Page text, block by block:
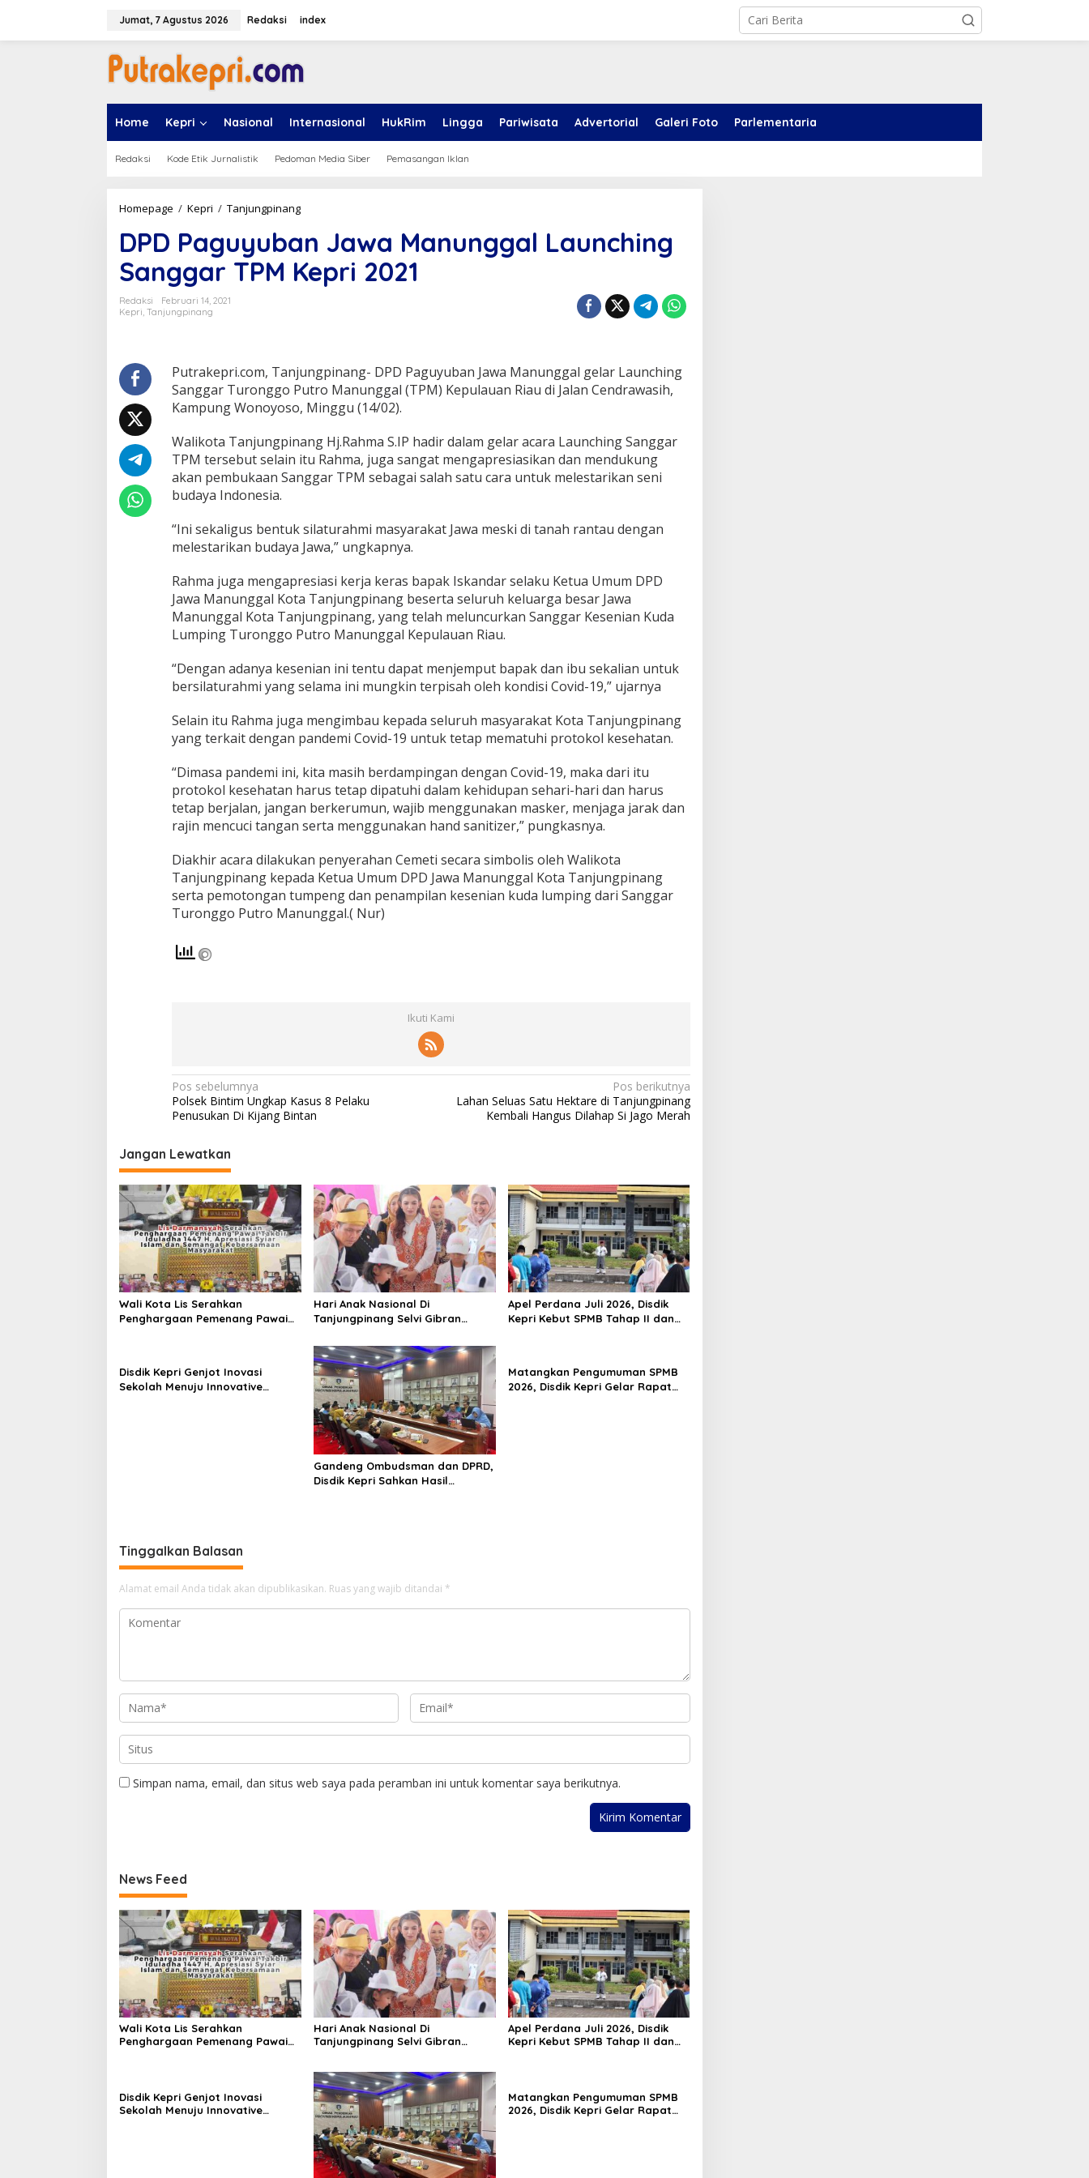
Jumat, 7 Agustus 2026 Redaksi index
Home Kepri Nasional Internasional HukRim Lingga Pariwisata Advertorial Galeri Foto Parlementaria
Redaksi Kode Etik Jurnalistik Pedoman Media Siber Pemasangan Iklan
Homepage / Kepri / Tanjungpinang
D
P
a
g
n
a
w
M
a
u
g
a
l
a
u
n
c
n
g
a
n
g
a
r
T
P
M
e
p
r
i
2
DPD Paguyuban Jawa Manunggal Launching
Sanggar TPM Kepri 2021
Redaksi
Februari 14, 2021
Kepri, Tanjungpinang
Putrakepri.com, Tanjungpinang- DPD Paguyuban Jawa Manunggal gelar Launching
Sanggar Turonggo Putro Manunggal (TPM) Kepulauan Riau di Jalan Cendrawasih,
Kampung Wonoyoso, Minggu (14/02).
Walikota Tanjungpinang Hj.Rahma S.IP hadir dalam gelar acara Launching Sanggar
TPM tersebut selain itu Rahma, juga sangat mengapresiasikan dan mendukung
akan pembukaan Sanggar TPM sebagai salah satu cara untuk melestarikan seni
budaya Indonesia.
“Ini sekaligus bentuk silaturahmi masyarakat Jawa meski di tanah rantau dengan
melestarikan budaya Jawa,” ungkapnya.
Rahma juga mengapresiasi kerja keras bapak Iskandar selaku Ketua Umum DPD
Jawa Manunggal Kota Tanjungpinang beserta seluruh keluarga besar Jawa
Manunggal Kota Tanjungpinang, yang telah meluncurkan Sanggar Kesenian Kuda
Lumping Turonggo Putro Manunggal Kepulauan Riau.
“Dengan adanya kesenian ini tentu dapat menjemput bapak dan ibu sekalian untuk
bersilaturahmi yang selama ini mungkin terpisah oleh kondisi Covid-19,” ujarnya
Selain itu Rahma juga mengimbau kepada seluruh masyarakat Kota Tanjungpinang
yang terkait dengan pandemi Covid-19 untuk tetap mematuhi protokol kesehatan.
“Dimasa pandemi ini, kita masih berdampingan dengan Covid-19, maka dari itu
protokol kesehatan harus tetap dipatuhi dalam kehidupan sehari-hari dan harus
tetap berjalan, jangan berkerumun, wajib menggunakan masker, menjaga jarak dan
rajin mencuci tangan serta menggunakan hand sanitizer,” pungkasnya.
Diakhir acara dilakukan penyerahan Cemeti secara simbolis oleh Walikota
Tanjungpinang kepada Ketua Umum DPD Jawa Manunggal Kota Tanjungpinang
serta pemotongan tumpeng dan penampilan kesenian kuda lumping dari Sanggar
Turonggo Putro Manunggal.( Nur)
Ikuti Kami
N
a
i
g
a
s
i
p
o
s
Pos sebelumnya
Polsek Bintim Ungkap Kasus 8 Pelaku
Penusukan Di Kijang Bintan
Pos berikutnya
Lahan Seluas Satu Hektare di Tanjungpinang
Kembali Hangus Dilahap Si Jago Merah
Jangan Lewatkan
Wali Kota Lis Serahkan
Penghargaan Pemenang Pawai
Hari Anak Nasional Di
Tanjungpinang Selvi Gibran
RANA
Apel Perdana Juli 2026, Disdik
Kepri Kebut SPMB Tahap II dan
Disdik Kepri Genjot Inovasi
Sekolah Menuju Innovative
Gandeng Ombudsman dan DPRD,
Disdik Kepri Sahkan Hasil
Matangkan Pengumuman SPMB
2026, Disdik Kepri Gelar Rapat
Tinggalkan Balasan
Alamat email Anda tidak akan dipublikasikan. Ruas yang wajib ditandai *
Simpan nama, email, dan situs web saya pada peramban ini untuk komentar saya berikutnya.
News Feed
Wali Kota Lis Serahkan
Penghargaan Pemenang Pawai
Hari Anak Nasional Di
Tanjungpinang Selvi Gibran
Apel Perdana Juli 2026, Disdik
Kepri Kebut SPMB Tahap II dan
Disdik Kepri Genjot Inovasi
Sekolah Menuju Innovative
Matangkan Pengumuman SPMB
2026, Disdik Kepri Gelar Rapat